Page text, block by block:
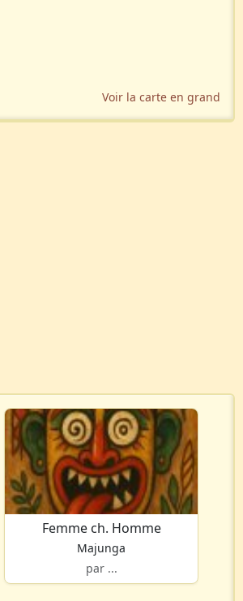
Voir la carte en grand
Femme ch. Homme
Majunga
par ...